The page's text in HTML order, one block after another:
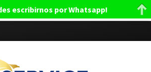
escribirnos por Whatsapp!